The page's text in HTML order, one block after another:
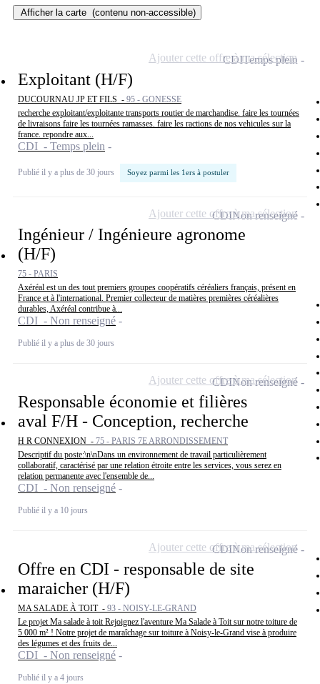
Afficher la carte (contenu non-accessible)
Exploitant (H/F)
DUCOURNAU JP ET FILS - 95 - GONESSE
recherche exploitant/exploitante transports routier de marchandise. faire les tournées
de livraisons faire les tournées ramasses. faire les ractions de nos vehicules sur la
france. repondre aux...
CDI - Temps plein
Publié il y a plus de 30 jours Soyez parmi les 1ers à postuler
CDITemps plein
Ajouter cette offre à ma sélection
Ingénieur / Ingénieure agronome
(H/F)
75 - PARIS
Axéréal est un des tout premiers groupes coopératifs céréaliers français, présent en
France et à l'international. Premier collecteur de matières premières céréalières
durables, Axéréal contribue à...
CDI - Non renseigné
Publié il y a plus de 30 jours
CDINon renseigné
Ajouter cette offre à ma sélection
Responsable économie et filières
aval F/H - Conception, recherche
H R CONNEXION - 75 - PARIS 7E ARRONDISSEMENT
Descriptif du poste:\n\nDans un environnement de travail particulièrement
collaboratif, caractérisé par une relation étroite entre les services, vous serez en
relation permanente avec l'ensemble de...
CDI - Non renseigné
Publié il y a 10 jours
CDINon renseigné
Ajouter cette offre à ma sélection
Offre en CDI - responsable de site
maraicher (H/F)
MA SALADE À TOIT - 93 - NOISY-LE-GRAND
Le projet Ma salade à toit Rejoignez l'aventure Ma Salade à Toit sur notre toiture de
5 000 m² ! Notre projet de maraîchage sur toiture à Noisy-le-Grand vise à produire
des légumes et des fruits de...
CDI - Non renseigné
Publié il y a 4 jours
CDINon renseigné
Ajouter cette offre à ma sélection